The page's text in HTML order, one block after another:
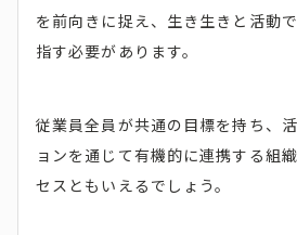
を前向きに捉え、生き生きと活動
指す必要があります。
従業員全員が共通の目標を持ち、
ョンを通じて有機的に連携する組
セスともいえるでしょう。